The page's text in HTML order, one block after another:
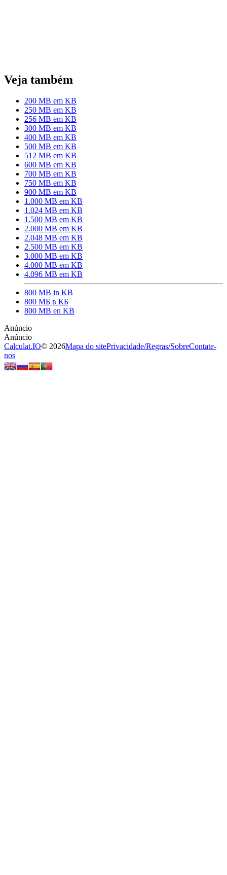
Veja também
200 MB em KB
250 MB em KB
256 MB em KB
300 MB em KB
400 MB em KB
500 MB em KB
512 MB em KB
600 MB em KB
700 MB em KB
750 MB em KB
900 MB em KB
1.000 MB em KB
1.024 MB em KB
1.500 MB em KB
2.000 MB em KB
2.048 MB em KB
2.500 MB em KB
3.000 MB em KB
4.000 MB em KB
4.096 MB em KB
800 MB in KB
800 МБ в КБ
800 MB en KB
Calculat.IO© 2026Mapa do sitePrivacidade/Regras/SobreContate-
nos